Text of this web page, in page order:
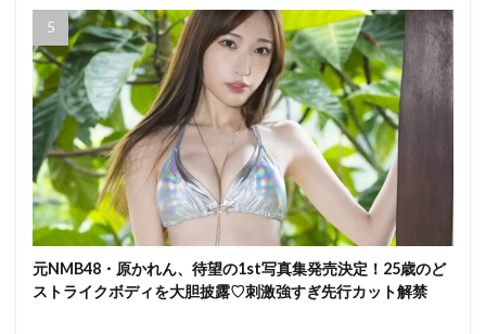
元NMB48・原かれん、待望の1st写真集発売決定！25歳のど
ストライクボディを大胆披露♡刺激強すぎ先行カット解禁